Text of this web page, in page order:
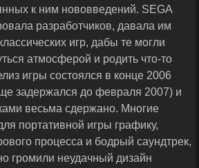
к ним нововведений. SEGA
разработчиков, давала им
игр, дабы те могли
атмосферой и родить что-то
игры состоялся в конце 2006
задержался до февраля 2007) и
весьма сдержано. Многие
портативной игры графику,
процесса и бодрый саундтрек,
громили неудачный дизайн